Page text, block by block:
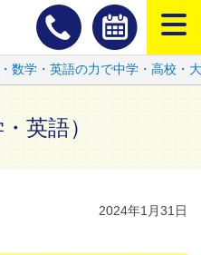
スマート
数学・英語の力で中学・高校・
英語）
2024年1月31日